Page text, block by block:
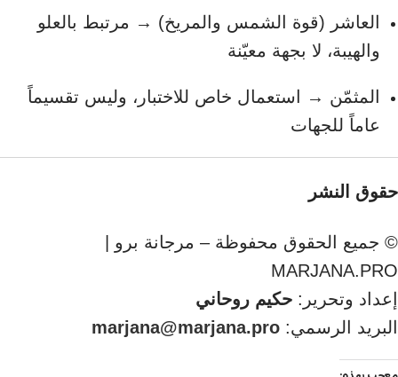
العاشر (قوة الشمس والمريخ) → مرتبط بالعلو
والهيبة، لا بجهة معيّنة
المثمّن → استعمال خاص للاختبار، وليس تقسيماً
عاماً للجهات
حقوق النشر
© جميع الحقوق محفوظة – مرجانة برو |
MARJANA.PRO
إعداد وتحرير: حكيم روحاني
البريد الرسمي: marjana@marjana.pro